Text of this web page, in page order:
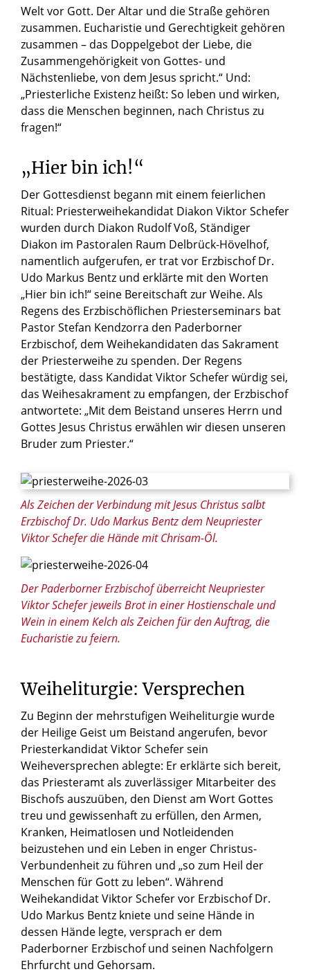
Als Zeichen der Verbindung mit Jesus Christus salbt
Erzbischof Dr. Udo Markus Bentz dem Neupriester
Viktor Schefer die Hände mit Chrisam-Öl.
Welt vor Gott. Der Altar und die Straße gehören
zusammen. Eucharistie und Gerechtigkeit gehören
zusammen – das Doppelgebot der Liebe, die
Zusammengehörigkeit von Gottes- und
Nächstenliebe, von dem Jesus spricht.“ Und:
„Priesterliche Existenz heißt: So leben und wirken,
dass die Menschen beginnen, nach Christus zu
fragen!“
„Hier bin ich!“
Der Gottesdienst begann mit einem feierlichen
Ritual: Priesterweihekandidat Diakon Viktor Schefer
wurden durch Diakon Rudolf Voß, Ständiger
Diakon im Pastoralen Raum Delbrück-Hövelhof,
namentlich aufgerufen, er trat vor Erzbischof Dr.
Udo Markus Bentz und erklärte mit den Worten
„Hier bin ich!“ seine Bereitschaft zur Weihe. Als
Regens des Erzbischöflichen Priesterseminars bat
Pastor Stefan Kendzorra den Paderborner
Erzbischof, dem Weihekandidaten das Sakrament
der Priesterweihe zu spenden. Der Regens
bestätigte, dass Kandidat Viktor Schefer würdig sei,
das Weihesakrament zu empfangen, der Erzbischof
antwortete: „Mit dem Beistand unseres Herrn und
Gottes Jesus Christus erwählen wir diesen unseren
Bruder zum Priester.“
Der Paderborner Erzbischof überreicht Neupriester
Viktor Schefer jeweils Brot in einer Hostienschale und
Wein in einem Kelch als Zeichen für den Auftrag, die
Eucharistie zu feiern.
Weiheliturgie: Versprechen
Zu Beginn der mehrstufigen Weiheliturgie wurde
der Heilige Geist um Beistand angerufen, bevor
Priesterkandidat Viktor Schefer sein
Weiheversprechen ablegte: Er erklärte sich bereit,
das Priesteramt als zuverlässiger Mitarbeiter des
Bischofs auszuüben, den Dienst am Wort Gottes
treu und gewissenhaft zu erfüllen, den Armen,
Kranken, Heimatlosen und Notleidenden
beizustehen und ein Leben in enger Christus-
Verbundenheit zu führen und „so zum Heil der
Menschen für Gott zu leben“. Während
Weihekandidat Viktor Schefer vor Erzbischof Dr.
Udo Markus Bentz kniete und seine Hände in
dessen Hände legte, versprach er dem
Paderborner Erzbischof und seinen Nachfolgern
Ehrfurcht und Gehorsam.